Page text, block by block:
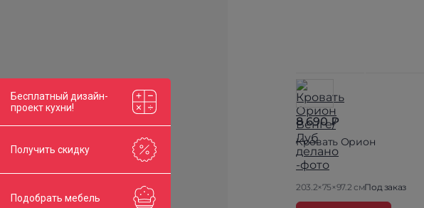
8 690 ₽
Кровать Орион
203.2×75×97.2 смПод заказ
Бесплатный дизайн-
проект кухни!
Получить скидку
Подобрать мебель